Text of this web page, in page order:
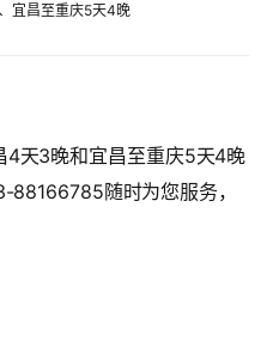
宜昌至重庆5天4晚
4天3晚和宜昌至重庆5天4晚
随时为您服务，